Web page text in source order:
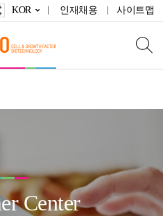
KOR 인재채용 사이트맵
Center